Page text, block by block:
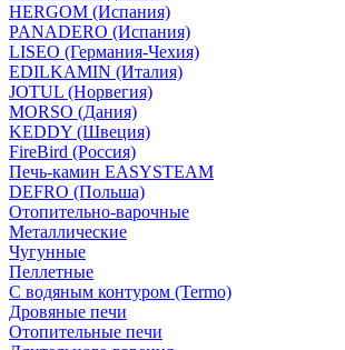
HERGOM (Испания)
PANADERO (Испания)
LISEO (Германия-Чехия)
EDILKAMIN (Италия)
JOTUL (Норвегия)
MORSO (Дания)
KEDDY (Швеция)
FireBird (Россия)
Печь-камин EASYSTEAM
DEFRO (Польша)
Отопительно-варочные
Металлические
Чугунные
Пеллетные
С водяным контуром (Termo)
Дровяные печи
Отопительные печи